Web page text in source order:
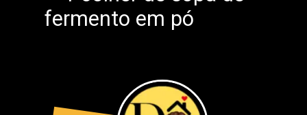
fermento em pó